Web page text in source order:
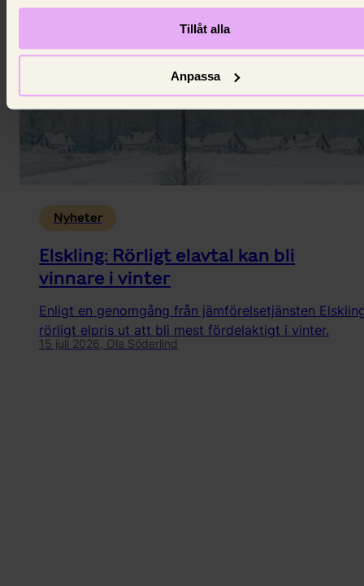
Tillåt alla
Anpassa
Nyheter
Elskling: Rörligt elavtal kan bli
vinnare i vinter
Enligt en genomgång från jämförelsetjänsten
rörligt elpris ut att bli mest fördelaktigt i vinter.
15 juli 2026, Ola Söderlind